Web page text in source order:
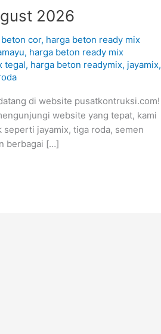
2026
cor, harga beton ready mix
, harga beton ready mix
tegal, harga beton readymix, jayamix,
datang di website pusatkontruksi.com!
website yang tepat, kami
jayamix, tiga roda, semen
berbagai […]